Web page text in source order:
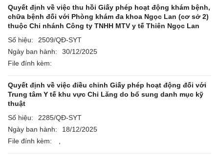
Quyết định về việc thu hồi Giấy phép hoạt động khám bệnh,
chữa bệnh đối với Phòng khám đa khoa Ngọc Lan (cơ sở 2)
thuộc Chi nhánh Công ty TNHH MTV y tế Thiên Ngọc Lan
Số hiệu:
2509/QĐ-SYT
Ngày ban hành:
30/12/2025
File đính kèm:
Quyết định về việc điều chỉnh Giấy phép hoạt động đối với
Trung tâm Y tế khu vực Chi Lăng do bổ sung danh mục kỹ
thuật
Số hiệu:
2285/QĐ-SYT
Ngày ban hành:
18/12/2025
File đính kèm: